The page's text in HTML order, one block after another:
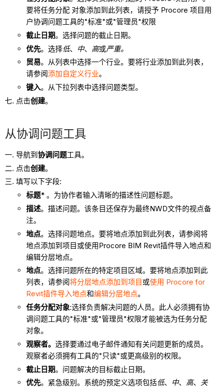
要将任务分配 对象添加到此列表，请授予 Procore 项目用
户协调问题工具的"标准"或"管理员"权限
截止日期。选择问题的截止日期。
优先。选择低、 中、 高或严重。
贸易。从列表中选择一个行业。要将行业添加到此列表，
请参阅添加自定义行业。
键入。从下拉列表中选择问题类型。
点击创建。
从协调问题工具
导航到协调问题工具。
点击创建。
填写以下字段:
标题*。为协作者输入清晰的描述性问题标题。
描述。描述问题。该条目还保存为最终NWD文件的视点备
注。
地点。选择问题地点。要将地点添加到此列表，请参阅将
地点添加到项目或使用Procore BIM Revit插件导入地点和
编辑分层地点。
地点。选择问题所在的特定项目区域。要将地点添加到此
列表，请参阅将分层地点添加到项目 或使用 Procore for
Revit插件导入地点和编辑分层地点。
任务分配对象:选择负责解决问题的人员。此人必须拥有协
调问题工具的"标准"或"管理员"权限才能被选为任务分配
对象。
观察者。 选择要通过电子邮件通知有关问题更新的成员。
观察者必须拥有工具的"只读"或更高级别的权限。
截止日期。问题解决的目标截止日期。
优先。紧急级别。系统的预定义选项包括低、 中、 高、 关